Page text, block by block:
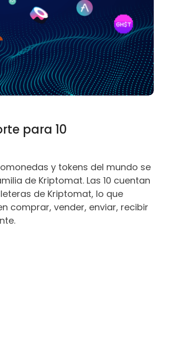
para 10
y tokens del mundo se
de Kriptomat. Las 10 cuentan
de Kriptomat, lo que
comprar, vender, enviar, recibir